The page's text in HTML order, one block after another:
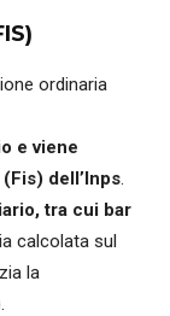
ordinaria
e viene
dell’Inps.
tra cui bar
calcolata sul
la